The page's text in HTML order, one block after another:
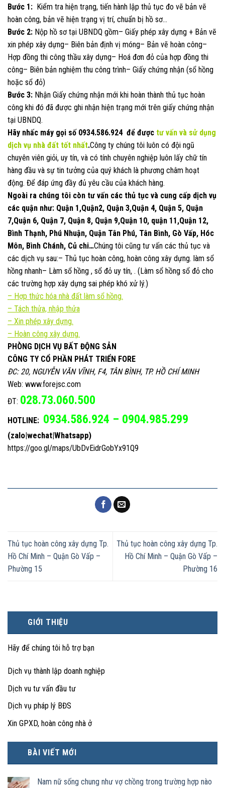
GIỚI THIỆU
Hãy để chúng tôi hỗ trợ bạn
Dịch vụ thành lập doanh nghiệp
Dịch vu tư vấn đầu tư
Dịch vụ pháp lý BĐS
Xin GPXD, hoàn công nhà ở
BÀI VIẾT MỚI
Nam nữ sống chung như vợ chồng trong trường hợp nào
Bước 1: Kiểm tra hiện trạng, tiến hành lập thủ tục đo vẽ bản vẽ
hoàn công, bản vẽ hiện trạng vị trí, chuẩn bị hồ sơ…
Bước 2: Nộp hồ sơ tại UBNDQ gồm– Giấy phép xây dựng + Bản vẽ
xin phép xây dựng– Biên bản định vị móng– Bản vẽ hoàn công–
Hợp đồng thi công thầu xây dựng– Hoá đơn đỏ của hợp đồng thi
công– Biên bản nghiệm thu công trình– Giấy chứng nhận (sổ hồng
hoặc sổ đỏ)
Bước 3: Nhận Giấy chứng nhận mới khi hoàn thành thủ tục hoàn
công khi đó đã được ghi nhận hiện trạng mới trên giấy chứng nhận
tại UBNDQ.
Hãy nhấc máy gọi số 0934.586.924 để được tư vấn và sử dụng
dịch vụ nhà đất tốt nhất.Công ty chúng tôi luôn có đội ngũ
chuyên viên giỏi, uy tín, và có tính chuyên nghiệp luôn lấy chữ tín
hàng đầu và sự tin tưởng của quý khách là phương châm hoạt
động. Để đáp ứng đầy đủ yêu cầu của khách hàng.
Ngoài ra chúng tôi còn tư vấn các thủ tục và cung cấp dịch vụ
các quận như: Quận 1,Quận2, Quận 3,Quận 4, Quận 5, Quận
7,Quận 6, Quận 7, Quận 8, Quận 9,Quận 10, quận 11,Quận 12,
Bình Thạnh, Phú Nhuận, Quận Tân Phú, Tân Bình, Gò Vấp, Hóc
Môn, Bình Chánh, Củ chi…Chúng tôi cũng tư vấn các thủ tục và
các dịch vụ sau:– Thủ tục hoàn công, hoàn công xây dựng. làm sổ
hồng nhanh– Làm sổ hồng , sổ đỏ uy tín, . (Làm sổ hồng sổ đỏ cho
các trường hợp xây dựng sai phép khó xử lý.)
– Hợp thức hóa nhà đất làm sổ hồng.
– Tách thửa, nhập thửa
– Xin phép xây dựng.
– Hoàn công xây dựng.
PHÒNG DỊCH VỤ BẤT ĐỘNG SẢN
CÔNG TY CỔ PHẦN PHÁT TRIỂN FORE
ĐC: 20, NGUYỄN VĂN VĨNH, F4, TÂN BÌNH, TP. HỒ CHÍ MINH
Web: www.forejsc.com
ĐT: 028.73.060.500
HOTLINE: 0934.586.924 – 0904.985.299
(zalo|wechat|Whatsapp)
https://goo.gl/maps/UbDvEidrGobYx91Q9
Thủ tục hoàn công xây dựng Tp.
Hồ Chí Minh – Quận Gò Vấp –
Phường 15
Thủ tục hoàn công xây dựng Tp.
Hồ Chí Minh – Quận Gò Vấp –
Phường 16